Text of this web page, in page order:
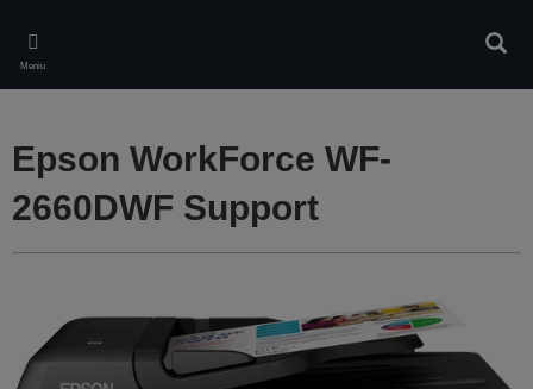
main
content
Meniu
Epson WorkForce WF-
2660DWF Support